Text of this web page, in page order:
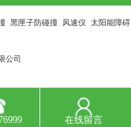
黑匣子防碰撞 风速仪 太阳能障碍
公司
在线留言